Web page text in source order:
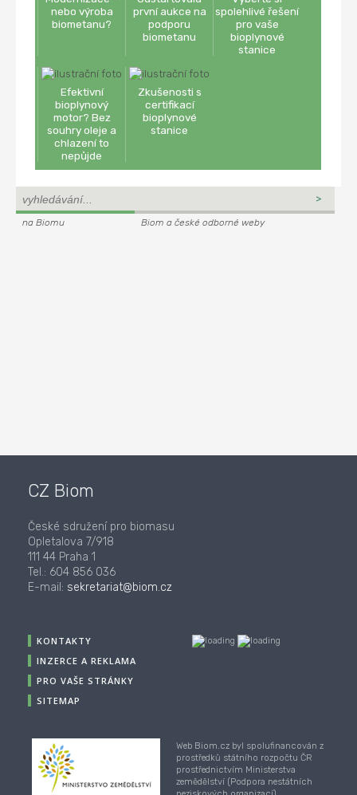
nebo výroba
biometanu?
první aukce na
podporu
biometanu
spolehlivé řešení
pro vaše
bioplynové
stanice
Efektivní
bioplynový
motor? Bez
souhry oleje a
chlazení to
nepůjde
Zkušenosti s
certifikací
bioplynové
stanice
na Biomu Biom a české odborné weby
CZ Biom
České sdružení pro biomasu
Opletalova 7/918
111 44 Praha 1
Tel.: 604 856 036
E-mail: sekretariat@biom.cz
KONTAKTY
INZERCE A REKLAMA
PRO VAŠE STRÁNKY
SITEMAP
Web Biom.cz byl spolufinancován z
prostředků státního rozpočtu ČR
prostřednictvím Ministerstva
zemědělství (Podpora nestátních